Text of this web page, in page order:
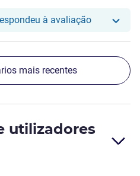
à avaliaçãoO nosso
mais recentes
utilizadores